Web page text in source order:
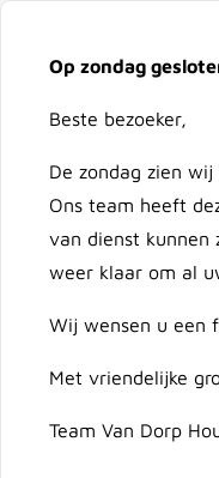
Op zondag
Beste bezoeker,
De zondag zien
Ons team heeft
van dienst kunnen
weer klaar om al
Wij wensen u een
Met vriendelijke
Team Van Dorp
Ga naar de inhoud
Doorzoek de hele
Talen
170